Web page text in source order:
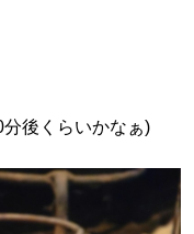
後くらいかなぁ)